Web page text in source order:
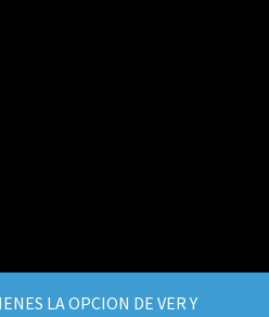
LA OPCION DE VER Y